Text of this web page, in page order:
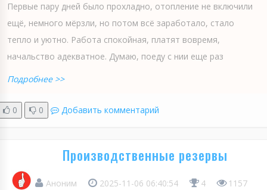
Первые пару дней было прохладно, отопление не включили
ещё, немного мёрзли, но потом всё заработало, стало
тепло и уютно. Работа спокойная, платят вовремя,
начальство адекватное. Думаю, поеду с нии еще раз
Подробнее >>
0 0 Добавить комментарий
Производственные резервы
Аноним 2025-11-06 06:40:54 4 1157